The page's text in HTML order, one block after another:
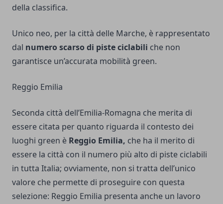
della classifica.
Unico neo, per la città delle Marche, è rappresentato
dal numero scarso di piste ciclabili che non
garantisce un’accurata mobilità green.
Reggio Emilia
Seconda città dell’Emilia-Romagna che merita di
essere citata per quanto riguarda il contesto dei
luoghi green è Reggio Emilia, che ha il merito di
essere la città con il numero più alto di piste ciclabili
in tutta Italia; ovviamente, non si tratta dell’unico
valore che permette di proseguire con questa
selezione: Reggio Emilia presenta anche un lavoro